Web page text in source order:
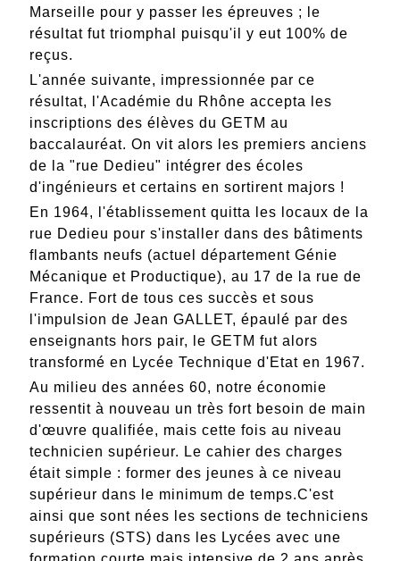
Marseille pour y passer les épreuves ; le
résultat fut triomphal puisqu'il y eut 100% de
reçus.
L'année suivante, impressionnée par ce
résultat, l'Académie du Rhône accepta les
inscriptions des élèves du GETM au
baccalauréat. On vit alors les premiers anciens
de la "rue Dedieu" intégrer des écoles
d'ingénieurs et certains en sortirent majors !
En 1964, l'établissement quitta les locaux de la
rue Dedieu pour s'installer dans des bâtiments
flambants neufs (actuel département Génie
Mécanique et Productique), au 17 de la rue de
France. Fort de tous ces succès et sous
l'impulsion de Jean GALLET, épaulé par des
enseignants hors pair, le GETM fut alors
transformé en Lycée Technique d'Etat en 1967.
Au milieu des années 60, notre économie
ressentit à nouveau un très fort besoin de main
d'œuvre qualifiée, mais cette fois au niveau
technicien supérieur. Le cahier des charges
était simple : former des jeunes à ce niveau
supérieur dans le minimum de temps.C'est
ainsi que sont nées les sections de techniciens
supérieurs (STS) dans les Lycées avec une